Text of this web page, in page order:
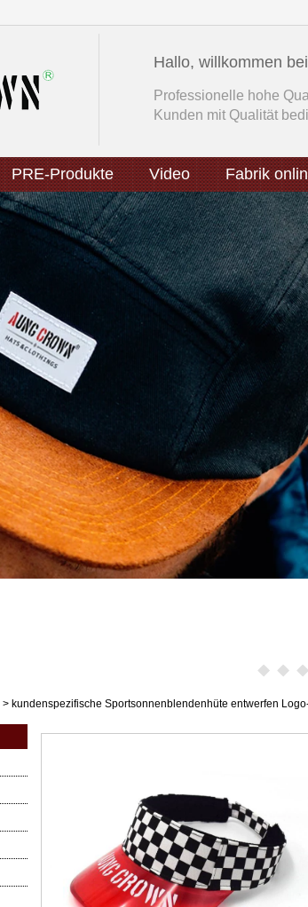
Hallo, willkommen
Professionelle hohe
Kunden mit Qualität
PRE-Produkte Video Fabrik
> kundenspezifische Sportsonnenblendenhüte entwerfen